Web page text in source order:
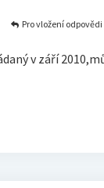
v září
Pro vložení